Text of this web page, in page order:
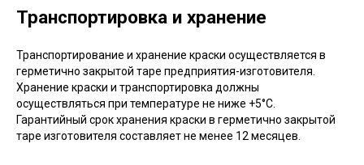
Транспортировка и хранение
Транспортирование и хранение краски осуществляется в
герметично закрытой таре предприятия-изготовителя.
Хранение краски и транспортировка должны
осуществляться при температуре не ниже +5°С.
Гарантийный срок хранения краски в герметично закрытой
таре изготовителя составляет не менее 12 месяцев.